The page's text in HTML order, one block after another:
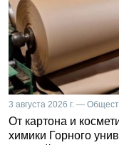
3 августа 2026 г. —
От картона и
химики Горного